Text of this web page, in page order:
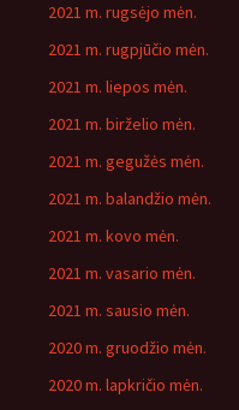
2021 m. rugsėjo mėn.
2021 m. rugpjūčio mėn.
2021 m. liepos mėn.
2021 m. birželio mėn.
2021 m. gegužės mėn.
2021 m. balandžio mėn.
2021 m. kovo mėn.
2021 m. vasario mėn.
2021 m. sausio mėn.
2020 m. gruodžio mėn.
2020 m. lapkričio mėn.